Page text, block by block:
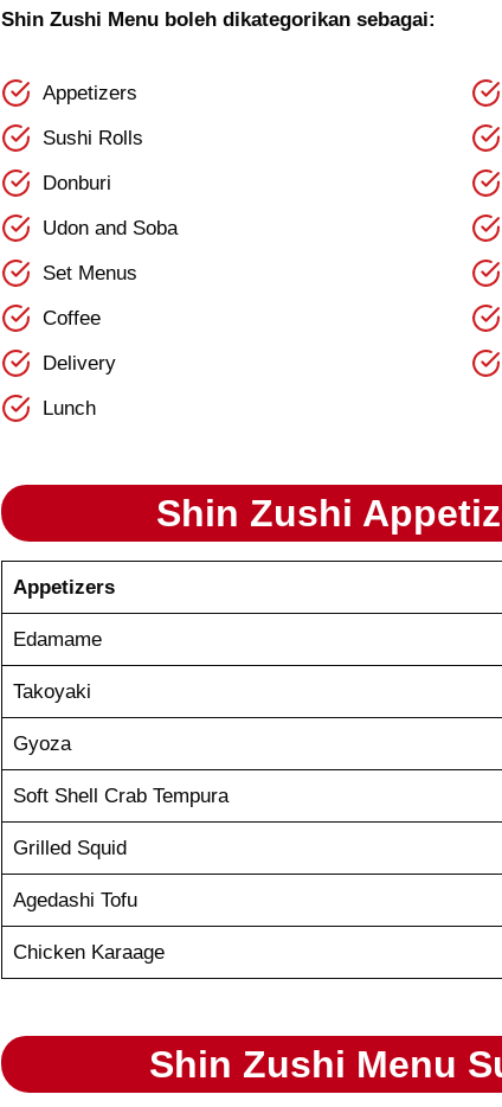
Shin Zushi Menu boleh dikategorikan sebagai:
Appetizers
Sushi Rolls
Donburi
Udon and Soba
Set Menus
Coffee
Delivery
Lunch
Shin Zushi
Appetizers
Edamame
Takoyaki
Gyoza
Soft Shell Crab Tempura
Grilled Squid
Agedashi Tofu
Chicken Karaage
Shin Zushi Menu